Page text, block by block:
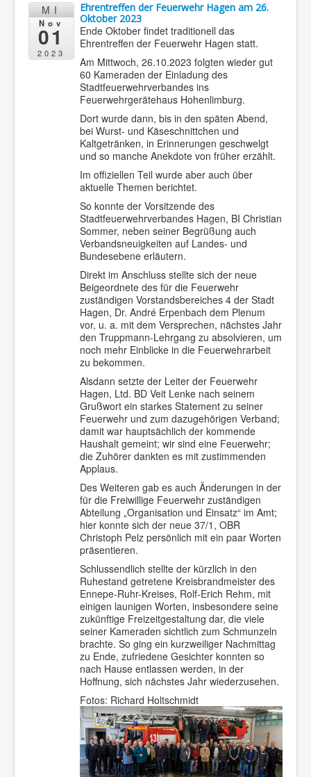
MI
Nov
01
2023
Ehrentreffen der Feuerwehr Hagen am 26.
Oktober 2023
Ende Oktober findet traditionell das
Ehrentreffen der Feuerwehr Hagen statt.
Am Mittwoch, 26.10.2023 folgten wieder gut
60 Kameraden der Einladung des
Stadtfeuerwehrverbandes ins
Feuerwehrgerätehaus Hohenlimburg.
Dort wurde dann, bis in den späten Abend,
bei Wurst- und Käseschnittchen und
Kaltgetränken, in Erinnerungen geschwelgt
und so manche Anekdote von früher erzählt.
Im offiziellen Teil wurde aber auch über
aktuelle Themen berichtet.
So konnte der Vorsitzende des
Stadtfeuerwehrverbandes Hagen, BI Christian
Sommer, neben seiner Begrüßung auch
Verbandsneuigkeiten auf Landes- und
Bundesebene erläutern.
Direkt im Anschluss stellte sich der neue
Beigeordnete des für die Feuerwehr
zuständigen Vorstandsbereiches 4 der Stadt
Hagen, Dr. André Erpenbach dem Plenum
vor, u. a. mit dem Versprechen, nächstes Jahr
den Truppmann-Lehrgang zu absolvieren, um
noch mehr Einblicke in die Feuerwehrarbeit
zu bekommen.
Alsdann setzte der Leiter der Feuerwehr
Hagen, Ltd. BD Veit Lenke nach seinem
Grußwort ein starkes Statement zu seiner
Feuerwehr und zum dazugehörigen Verband;
damit war hauptsächlich der kommende
Haushalt gemeint; wir sind eine Feuerwehr;
die Zuhörer dankten es mit zustimmenden
Applaus.
Des Weiteren gab es auch Änderungen in der
für die Freiwillige Feuerwehr zuständigen
Abteilung „Organisation und Einsatz“ im Amt;
hier konnte sich der neue 37/1, OBR
Christoph Pelz persönlich mit ein paar Worten
präsentieren.
Schlussendlich stellte der kürzlich in den
Ruhestand getretene Kreisbrandmeister des
Ennepe-Ruhr-Kreises, Rolf-Erich Rehm, mit
einigen launigen Worten, insbesondere seine
zukünftige Freizeitgestaltung dar, die viele
seiner Kameraden sichtlich zum Schmunzeln
brachte. So ging ein kurzweiliger Nachmittag
zu Ende, zufriedene Gesichter konnten so
nach Hause entlassen werden, in der
Hoffnung, sich nächstes Jahr wiederzusehen.
Fotos: Richard Holtschmidt